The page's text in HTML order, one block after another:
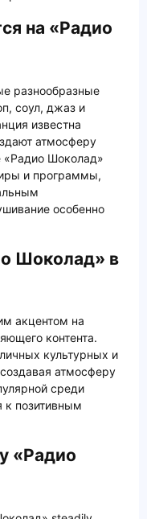
на «Радио
разнообразные
соул, джаз и
известна
атмосферу
«Радио Шоколад»
и программы,
особенно
Шоколад» в
акцентом на
контента.
культурных и
атмосферу
среди
позитивным
«Радио